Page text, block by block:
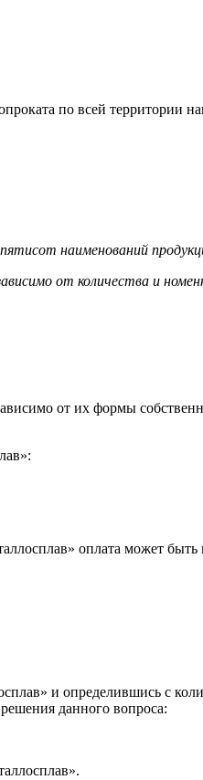
по всей
наименований
от количества и
от их формы
оплата может
и определившись с
данного вопроса: